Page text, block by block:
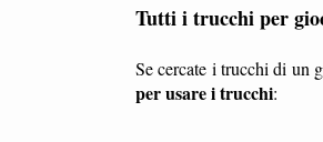
Tutti i trucchi per
Se cercate i trucchi di un
per usare i trucchi: